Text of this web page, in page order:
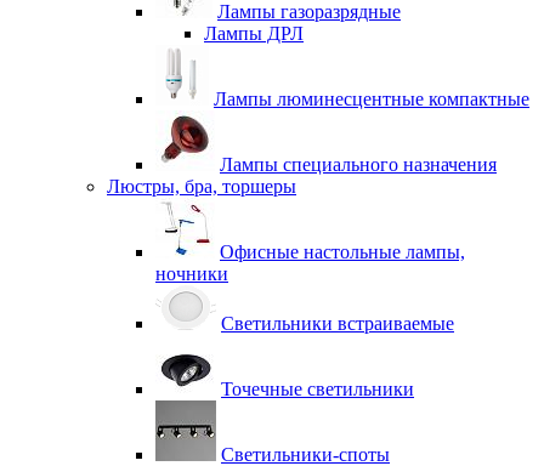
Лампы газоразрядные
Лампы ДРЛ
Лампы люминесцентные компактные
Лампы специального назначения
Люстры, бра, торшеры
Офисные настольные лампы,
ночники
Светильники встраиваемые
Точечные светильники
Светильники-споты